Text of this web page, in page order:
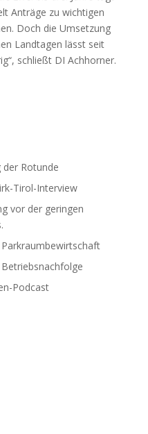
Anträge zu wichtigen
Doch die Umsetzung
Landtagen lässt seit
schließt DI Achhorner.
Rotunde
Tirol-Interview
vor der geringen
Podcast